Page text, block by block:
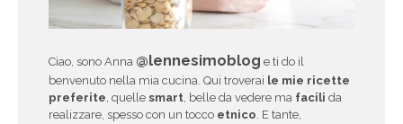
Ciao, sono Anna @lennesimoblog e ti do il
benvenuto nella mia cucina. Qui troverai le mie ricette
preferite, quelle smart, belle da vedere ma facili da
realizzare, spesso con un tocco etnico. E tante,